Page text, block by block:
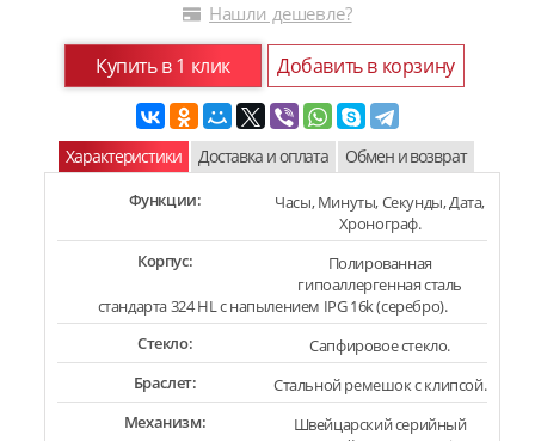
Нашли дешевле?
Купить в 1 клик Добавить в корзину
Характеристики Доставка и оплата Обмен и возврат
Функции:
Часы, Минуты, Секунды, Дата,
Хронограф.
Корпус:
Полированная
гипоаллергенная сталь
стандарта 324 HL с напылением IPG 16k (серебро).
Стекло:
Сапфировое стекло.
Браслет:
Стальной ремешок с клипсой.
Механизм:
Швейцарский серийный